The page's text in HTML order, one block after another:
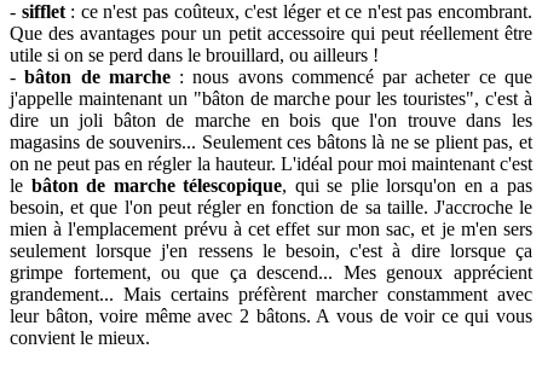
- sifflet: ce n'est pas coûteux, c'est léger et ce n'est pas encombrant.
Que des avantages pour un petit accessoire qui peut réellement être
utile si on se perd dans le brouillard, ou ailleurs !
-bâton de marche: nous avons commencé par acheter ce que
j'appelle maintenant un "bâton de marche pour les touristes", c'est à
dire un joli bâton de marche en bois que l'on trouve dans les
magasins de souvenirs... Seulement ces bâtons là ne se plient pas, et
on ne peut pas en régler la hauteur. L'idéal pour moi maintenant c'est
le bâton de marche télescopique, qui se plie lorsqu'on en a pas
besoin, et que l'on peut régler en fonction de sa taille. J'accroche le
mien à l'emplacement prévu à cet effet sur mon sac, et je m'en sers
seulement lorsque j'en ressens le besoin, c'est à dire lorsque ça
grimpe fortement, ou que ça descend... Mes genoux apprécient
grandement... Mais certains préfèrent marcher constamment avec
leur bâton, voire même avec 2 bâtons. A vous de voir ce qui vous
convient le mieux.